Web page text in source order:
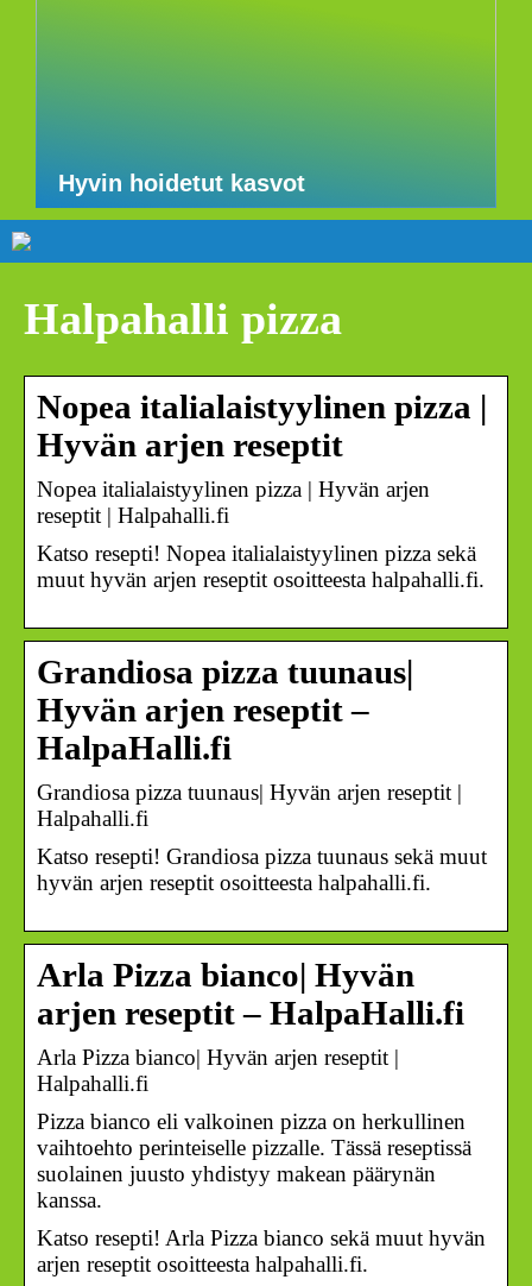
Hyvin hoidetut kasvot
Halpahalli pizza
Nopea italialaistyylinen pizza |
Hyvän arjen reseptit
Nopea italialaistyylinen pizza | Hyvän arjen
reseptit | Halpahalli.fi
Katso resepti! Nopea italialaistyylinen pizza sekä
muut hyvän arjen reseptit osoitteesta halpahalli.fi.
Grandiosa pizza tuunaus|
Hyvän arjen reseptit –
HalpaHalli.fi
Grandiosa pizza tuunaus| Hyvän arjen reseptit |
Halpahalli.fi
Katso resepti! Grandiosa pizza tuunaus sekä muut
hyvän arjen reseptit osoitteesta halpahalli.fi.
Arla Pizza bianco| Hyvän
arjen reseptit – HalpaHalli.fi
Arla Pizza bianco| Hyvän arjen reseptit |
Halpahalli.fi
Pizza bianco eli valkoinen pizza on herkullinen
vaihtoehto perinteiselle pizzalle. Tässä reseptissä
suolainen juusto yhdistyy makean päärynän
kanssa.
Katso resepti! Arla Pizza bianco sekä muut hyvän
arjen reseptit osoitteesta halpahalli.fi.